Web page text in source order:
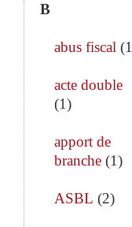
B
abus fiscal (1
acte double
(1)
apport de
branche (1)
ASBL (2)